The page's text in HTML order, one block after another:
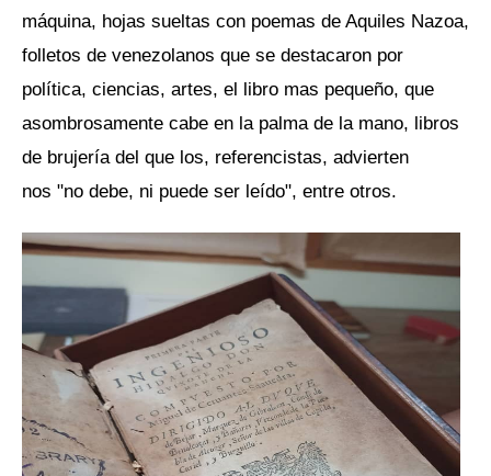
máquina, hojas sueltas con poemas de Aquiles Nazoa,
folletos de venezolanos que se destacaron por
política, ciencias, artes, el libro mas pequeño, que
asombrosamente cabe en la palma de la mano, libros
de brujería del que los, referencistas, advierten
nos "no debe, ni puede ser leído", entre otros.